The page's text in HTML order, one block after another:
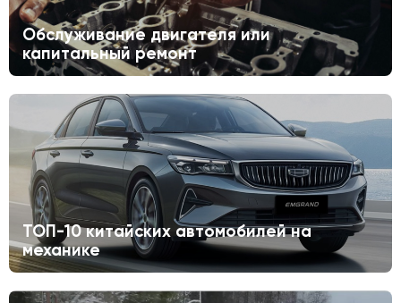
Обслуживание двигателя или
капитальный ремонт
ТОП-10 китайских автомобилей на
механике